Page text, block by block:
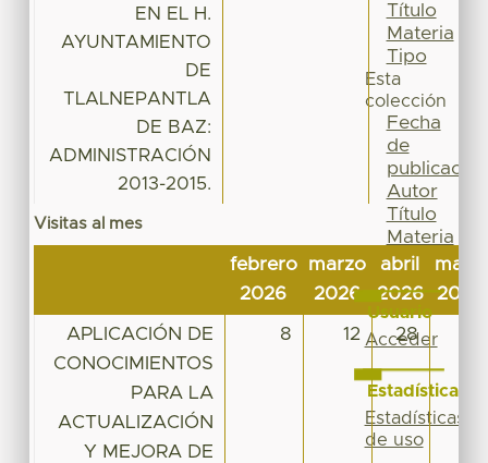
EN EL H.
AYUNTAMIENTO
DE
TLALNEPANTLA
DE BAZ:
ADMINISTRACIÓN
2013-2015.
Visitas al mes
febrero
2026
marzo
2026
abril
2026
mayo
2026
APLICACIÓN DE
CONOCIMIENTOS
PARA LA
ACTUALIZACIÓN
Y MEJORA DE
8 12 28
Título
Materia
Tipo
Esta
colección
Fecha
de
publicación
Autor
Título
Materia
Tipo
Usuario
Acceder
Estadísticas
Estadísticas
de uso